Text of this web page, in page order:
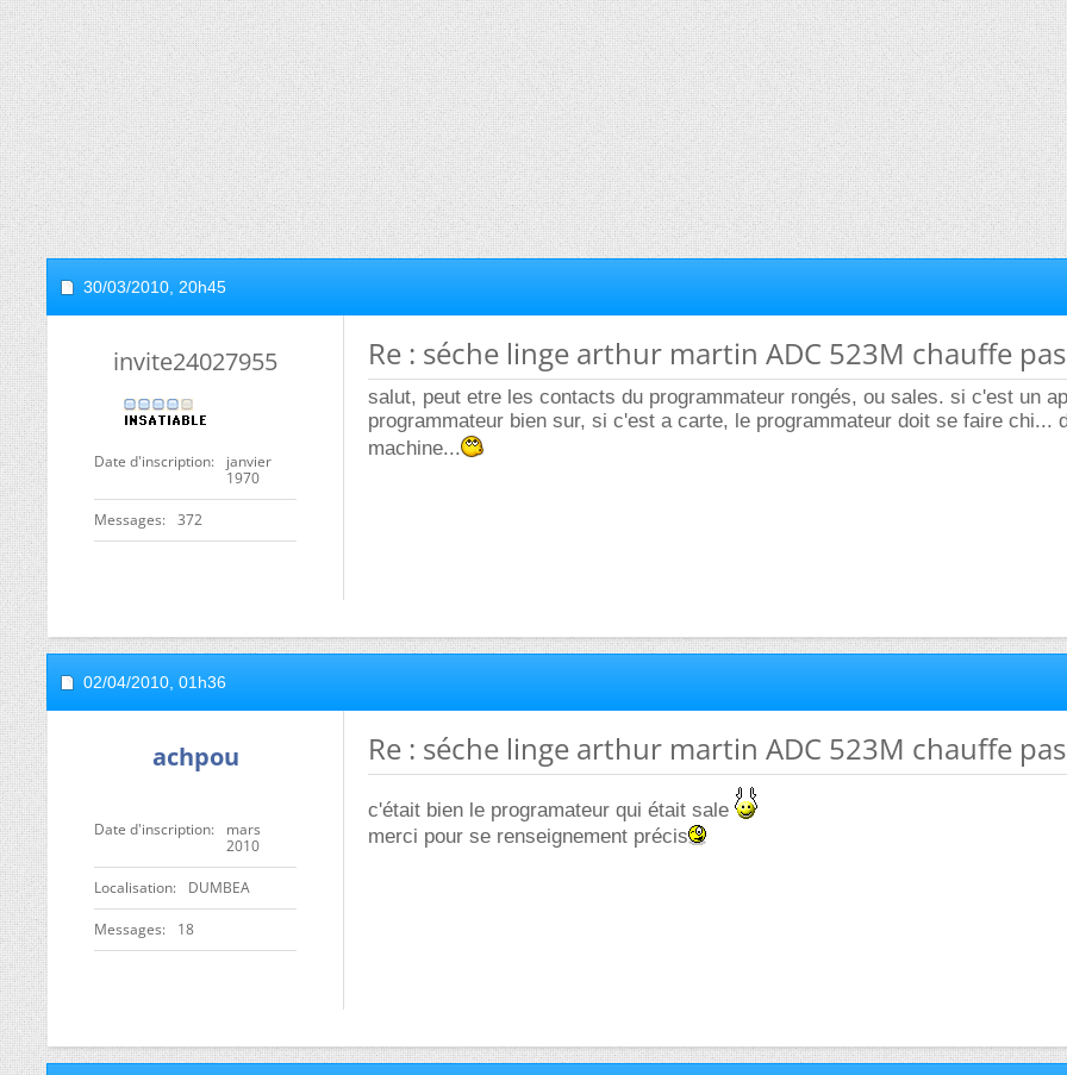
30/03/2010, 20h45
invite24027955
Date d'inscription
janvier
1970
Messages 372
Re : séche linge arthur martin ADC 523M chauffe pas
salut, peut etre les contacts du programmateur rongés, ou sales. si c'est un
programmateur bien sur, si c'est a carte, le programmateur doit se faire chi...
machine...
02/04/2010, 01h36
achpou
Date d'inscription
mars
2010
Localisation DUMBEA
Messages 18
Re : séche linge arthur martin ADC 523M chauffe pas
c'était bien le programateur qui était sale
merci pour se renseignement précis